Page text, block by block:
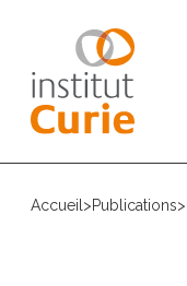
Accueil >Publications>